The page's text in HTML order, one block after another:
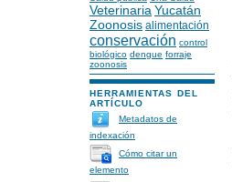
Veterinaria Yucatán
Zoonosis alimentación
conservación control
biológico dengue forraje
zoonosis
HERRAMIENTAS DEL
ARTÍCULO
Metadatos de
indexación
Cómo citar un
elemento